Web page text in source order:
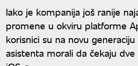
Iako je kompanija još ranije
promene u okviru platforme
korisnici su na novu
asistenta morali da čekaju dve